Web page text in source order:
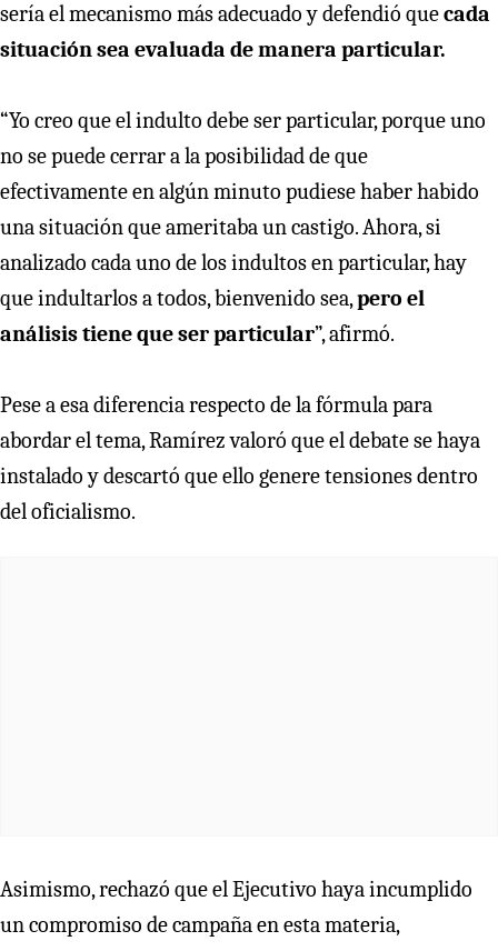
sería el mecanismo más adecuado y defendió quecada
situación sea evaluada de manera particular.
“Yo creo que el indulto debe ser particular, porque uno
no se puede cerrar a la posibilidad de que
efectivamente en algún minuto pudiese haber habido
una situación que ameritaba un castigo. Ahora, si
analizado cada uno de los indultos en particular, hay
que indultarlos a todos, bienvenido sea,pero el
análisis tiene que ser particular”, afirmó.
Pese a esa diferencia respecto de la fórmula para
abordar el tema, Ramírez valoró que el debate se haya
instalado y descartó que ello genere tensiones dentro
del oficialismo.
Asimismo, rechazó que el Ejecutivo haya incumplido
un compromiso de campaña en esta materia,